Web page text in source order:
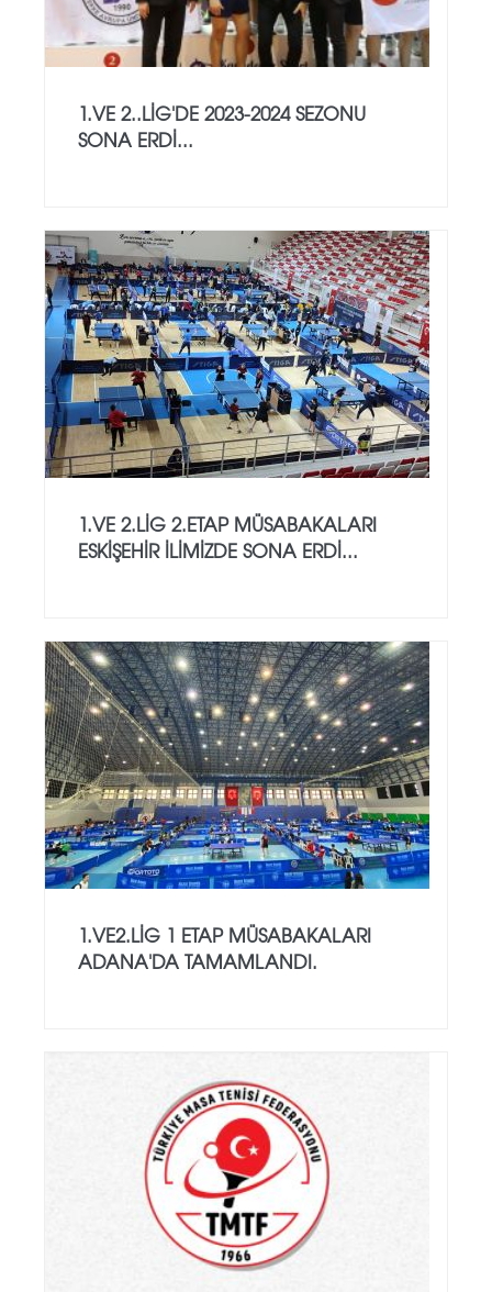
1.VE 2..LİG'DE 2023-2024 SEZONU
SONA ERDİ...
1.VE 2.LİG 2.ETAP MÜSABAKALARI
ESKİŞEHİR İLİMİZDE SONA ERDİ...
1.VE2.LİG 1 ETAP MÜSABAKALARI
ADANA'DA TAMAMLANDI.